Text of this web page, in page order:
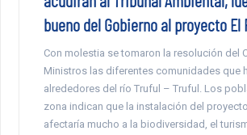
bueno del Gobierno al proyecto El
Con molestia se tomaron la resolución del
Ministros las diferentes comunidades que
alrededores del río Truful – Truful. Los
zona indican que la instalación del
afectaría mucho a la biodiversidad, el